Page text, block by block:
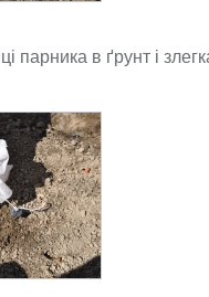
парника в ґрунт і